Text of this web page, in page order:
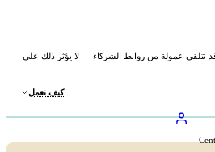
نتلقى عمولة من روابط الشركاء — لا يؤثر ذلك على
كيف نعمل